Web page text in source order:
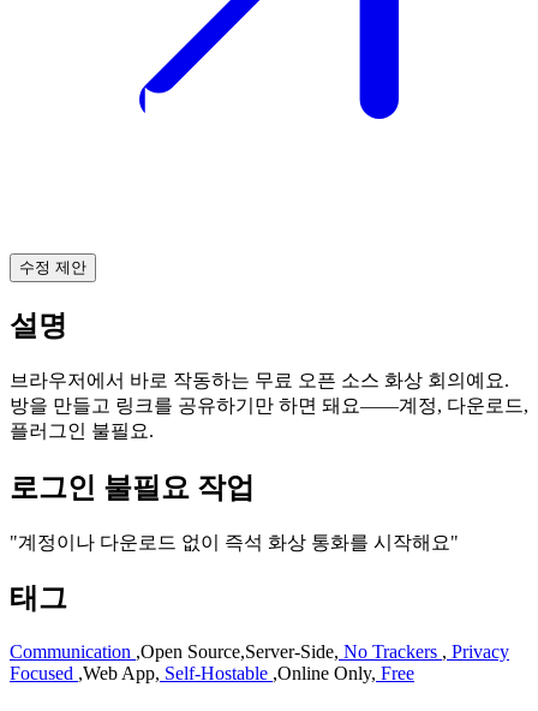
수정 제안
설명
브라우저에서 바로 작동하는 무료 오픈 소스 화상 회의예요.
방을 만들고 링크를 공유하기만 하면 돼요——계정, 다운로드,
플러그인 불필요.
로그인 불필요 작업
"계정이나 다운로드 없이 즉석 화상 통화를 시작해요"
태그
Communication ,Open Source,Server-Side, No Trackers , Privacy
Focused ,Web App, Self-Hostable ,Online Only, Free